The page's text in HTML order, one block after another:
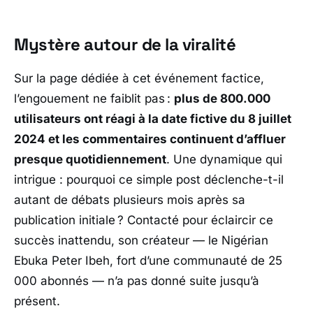
Mystère autour de la viralité
Sur la page dédiée à cet événement factice,
l’engouement ne faiblit pas : plus de 800.000
utilisateurs ont réagi à la date fictive du 8 juillet
2024 et les commentaires continuent d’affluer
presque quotidiennement. Une dynamique qui
intrigue : pourquoi ce simple post déclenche-t-il
autant de débats plusieurs mois après sa
publication initiale ? Contacté pour éclaircir ce
succès inattendu, son créateur — le Nigérian
Ebuka Peter Ibeh, fort d’une communauté de 25
000 abonnés — n’a pas donné suite jusqu’à
présent.